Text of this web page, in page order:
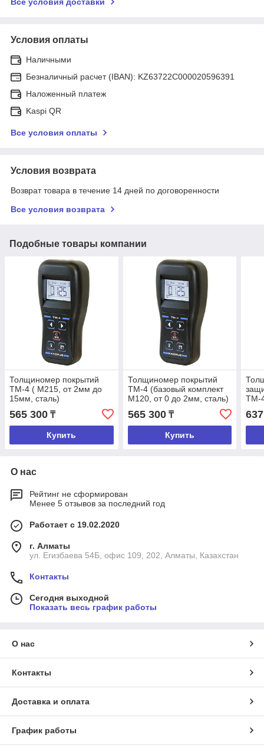
Условия оплаты
Наличными
Безналичный расчет (IBAN): KZ63722C000020596391
Наложенный платеж
Kaspi QR
Все условия оплаты
Условия возврата
Возврат товара в течение 14 дней по договоренности
Все условия возврата
Подобные товары компании
Толщиномер покрытий
ТМ-4 ( М215, от 2мм до
15мм, сталь)
565 300 ₸
Купить
Толщиномер покрытий
ТМ-4 (базовый комплект
М120, от 0 до 2мм, сталь)
565 300₸
Купить
ТМ-
О нас
Рейтинг не сформирован
Менее 5 отзывов за последний год
Работает с 19.02.2020
г. Алматы
ул. Егизбаева 54Б, офис 109, 202, Алматы, Казахстан
Контакты
Сегодня выходной
Показать весь график работы
О нас
Контакты
Доставка и оплата
График работы